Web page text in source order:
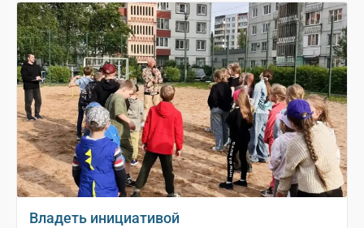
Владеть инициативой